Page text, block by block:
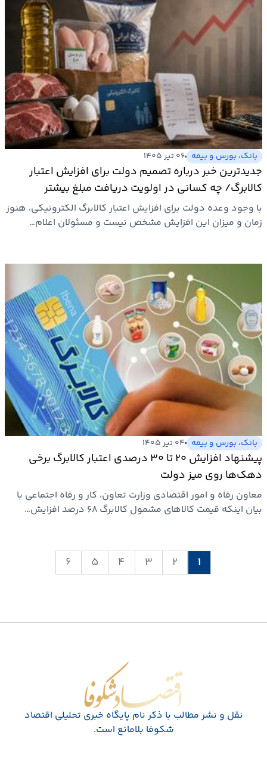
بانک، بورس و بیمه ۰۶ تیر ۱۴۰۵
جدیدترین خبر درباره تصمیم دولت برای افزایش اعتبار
کالابرگ/ چه کسانی در اولویت دریافت مبلغ بیشتر
هستند؟
با وجود وعده دولت برای افزایش اعتبار کالابرگ الکترونیکی، هنوز
زمان و میزان این افزایش مشخص نیست و مسئولان اعلام…
بانک، بورس و بیمه ۰۴ تیر ۱۴۰۵
پیشنهاد افزایش ۲۰ تا ۳۰ درصدی اعتبار کالابرگ برخی
دهک‌ها روی میز دولت
معاون رفاه و امور اقتصادی وزارت تعاون، کار و رفاه اجتماعی با
بیان اینکه قیمت کالاهای مشمول کالابرگ ۶۸ درصد افزایش…
۱ ۲ ۳ ۴ ۵ ۶
اقتصاد شکوفا
نقل و نشر مطالب با ذکر نام پايگاه خبری تحليلی اقتصاد
شکوفا بلامانع است.